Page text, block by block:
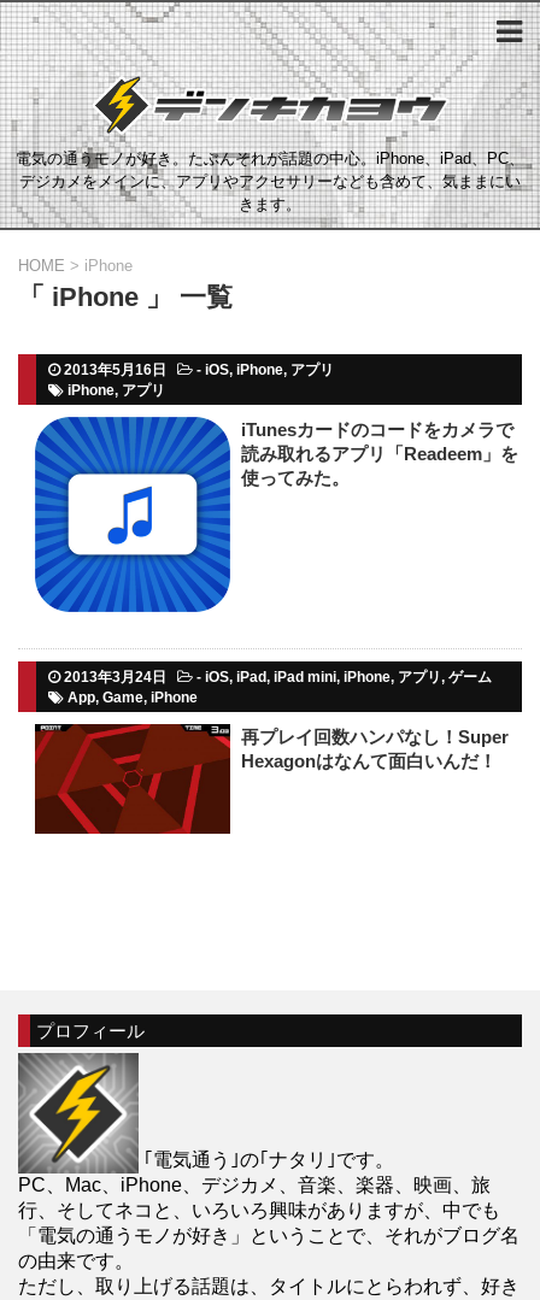
電気の通うモノが好き。たぶんそれが話題の中心。iPhone、iPad、PC、
デジカメをメインに、アプリやアクセサリーなども含めて、気ままにい
きます。
HOME > iPhone
「 iPhone 」 一覧
2013年5月16日 - iOS, iPhone, アプリ
iPhone, アプリ
iTunesカードのコードをカメラで
読み取れるアプリ「Readeem」を
使ってみた。
2013年3月24日 - iOS, iPad, iPad mini, iPhone, アプリ, ゲーム
App, Game, iPhone
再プレイ回数ハンパなし！Super
Hexagonはなんて面白いんだ！
プロフィール
｢電気通う｣の｢ナタリ｣です。
PC、Mac、iPhone、デジカメ、音楽、楽器、映画、旅
行、そしてネコと、いろいろ興味がありますが、中でも
「電気の通うモノが好き」ということで、それがブログ名
の由来です。
ただし、取り上げる話題は、タイトルにとらわれず、好き